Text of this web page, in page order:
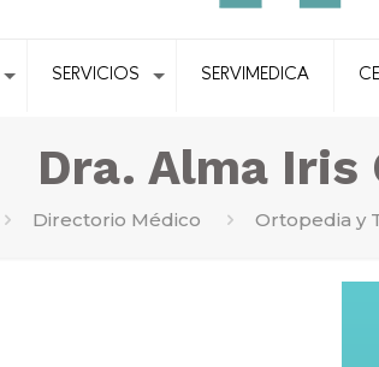
SERVICIOS SERVIMEDICA
Dra. Alma
Directorio Médico Ortopedia y